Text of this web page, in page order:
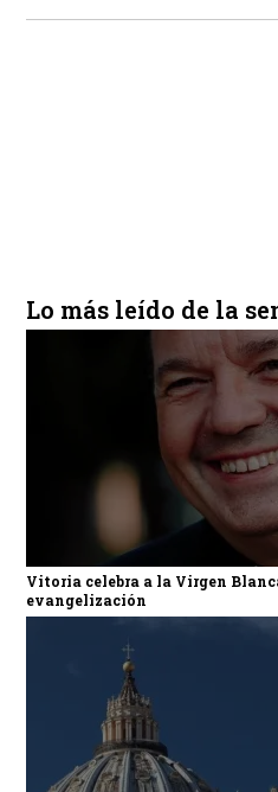
Lo más leído de la
Vitoria celebra a la Virgen
evangelización